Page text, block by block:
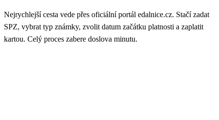
Nejrychlejší cesta vede přes oficiální portál edalnice.cz. Stačí zadat
SPZ, vybrat typ známky, zvolit datum začátku platnosti a zaplatit
kartou. Celý proces zabere doslova minutu.